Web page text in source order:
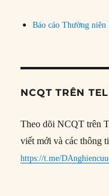
Báo cáo Thường
NCQT TRÊN
Theo dõi NCQT trên
viết mới và các thông
https://t.me/